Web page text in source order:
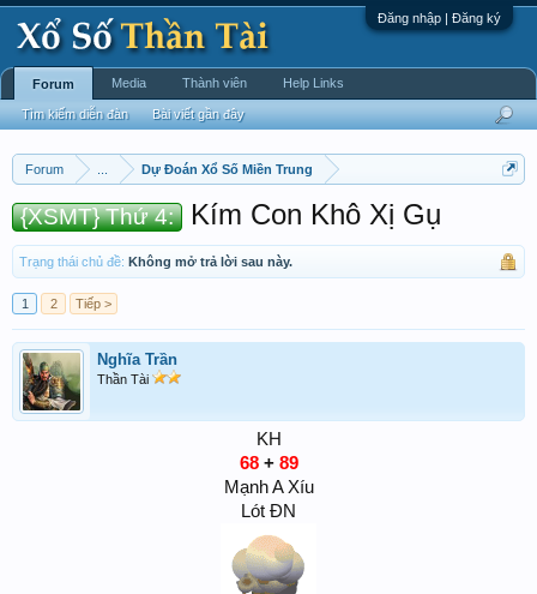
Đăng nhập | Đăng ký
Forum Dự Đoán Xổ Số Miền Trung
{XSMT} Thứ 4: Kím Con Khô Xị Gụ
Trạng thái chủ đề: Không mở trả lời sau này.
1 2 Tiếp >
Nghĩa Trần
Thần Tài
KH
68 + 89
Mạnh A Xíu
Lót ĐN
Forum
Tìm kiếm diễn đàn Bài viết gần đây
Media Thành viên Help Links